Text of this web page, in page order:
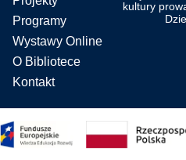
Programy
Wystawy Online
O Bibliotece
Kontakt
kultury